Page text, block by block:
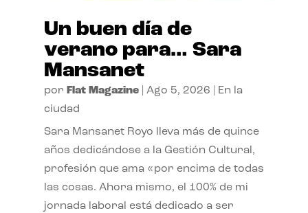
Un buen día de
verano para… Sara
Mansanet
por Flat Magazine| Ago 5, 2026
En la
ciudad
Sara Mansanet Royo lleva más de quince
años dedicándose a la Gestión Cultural,
profesión que ama «por encima de todas
las cosas. Ahora mismo, el 100% de mi
jornada laboral está dedicado a ser